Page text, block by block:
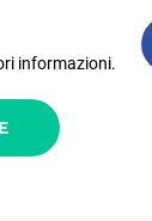
informazioni.